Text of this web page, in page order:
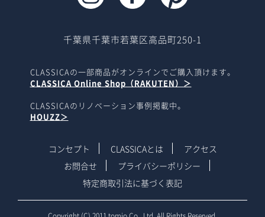
千葉県千葉市若葉区高品町250-1
CLASSICAの一部商品がオンラインでご購入頂けます。
CLASSICA Online Shop（RAKUTEN）＞
CLASSICAのリノベーション事例掲載中。
HOUZZ＞
コンセプト CLASSICAとは
アクセス
お問合せ
プライバシーポリシー
特定商取引法に基づく表記